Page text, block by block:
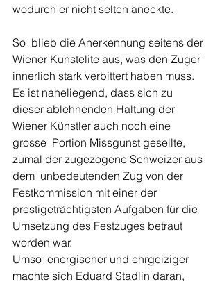
wodurch er nicht selten aneckte.
So  blieb die Anerkennung seitens der
Wiener Kunstelite aus, was den Zuger
innerlich stark verbittert haben muss.
Es ist naheliegend, dass sich zu
dieser ablehnenden Haltung der
Wiener Künstler auch noch eine
grosse  Portion Missgunst gesellte,
zumal der zugezogene Schweizer aus
dem  ­unbedeutenden Zug von der
Festkommission mit einer der
prestigeträchtigsten Aufgaben für die
Umsetzung des Festzuges betraut
worden war.
Umso  energischer und ehrgeiziger
machte sich Eduard Stadlin daran,